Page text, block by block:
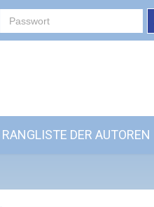
RANGLISTE DER AUTOREN